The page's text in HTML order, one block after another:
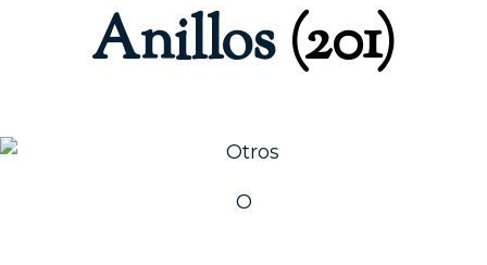
Anillos(201)
O